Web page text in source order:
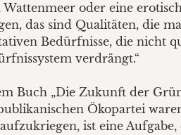
oder eine
das sind Qualitäten, die
Bedürfnisse, die nicht
verdrängt.“
„Die Zukunft der
Ökopartei
ist eine